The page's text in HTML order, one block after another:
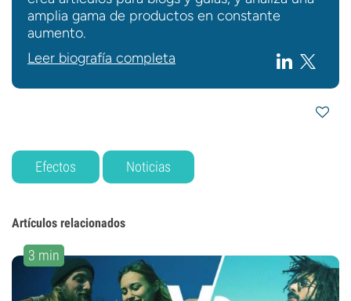
amplia gama de productos en constante
aumento.
Leer biografía completa
Efectos Noticias
Artículos relacionados
3 min